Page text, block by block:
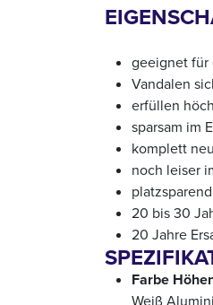
geeignet für
Vandalen
erfüllen
sparsam im
komplett
noch leiser
20 bis 30
20 Jahre
Farbe